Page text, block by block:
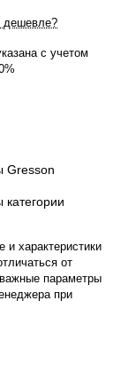
дешевле?
с учетом
Gresson
категории
и характеристики
от
параметры
при